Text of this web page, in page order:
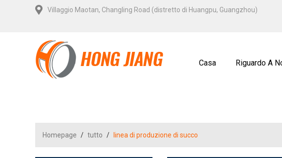
Villaggio Maotan, Changling Road (distretto di Huangpu, Guangzhou)
Casa Riguardo A
Homepage / tutto / linea di produzione di succo